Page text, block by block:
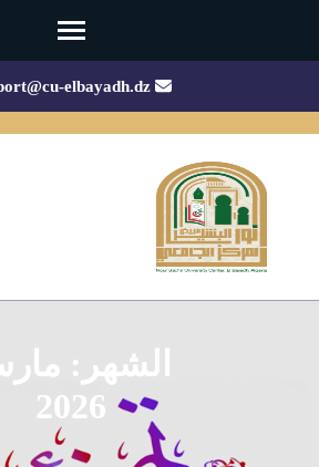
(Press
support@cu-elbayadh.dz
الشهر:
2026